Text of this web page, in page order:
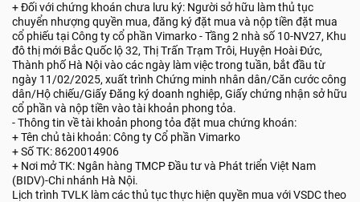
+ Đối với chứng khoán chưa lưu ký: Người sở hữu làm thủ tục
chuyển nhượng quyền mua, đăng ký đặt mua và nộp tiền đặt mua
cổ phiếu tại Công ty cổ phần Vimarko - Tầng 2 nhà số 10-NV27, Khu
đô thị mới Bắc Quốc lộ 32, Thị Trấn Trạm Trôi, Huyện Hoài Đức,
Thành phố Hà Nội vào các ngày làm việc trong tuần, bắt đầu từ
ngày 11/02/2025, xuất trình Chứng minh nhân dân/Căn cước công
dân/Hộ chiếu/Giấy Đăng ký doanh nghiệp, Giấy chứng nhận sở hữu
cổ phần và nộp tiền vào tài khoản phong tỏa.
- Thông tin về tài khoản phong tỏa đặt mua chứng khoán:
+ Tên chủ tài khoản: Công ty Cổ phần Vimarko
+ Số TK: 8620014906
+ Nơi mở TK: Ngân hàng TMCP Đầu tư và Phát triển Việt Nam
(BIDV)-Chi nhánh Hà Nội.
Lịch trình TVLK làm các thủ tục thực hiện quyền mua với VSDC theo